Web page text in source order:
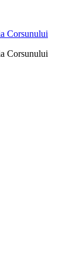
Corsunului
Corsunului